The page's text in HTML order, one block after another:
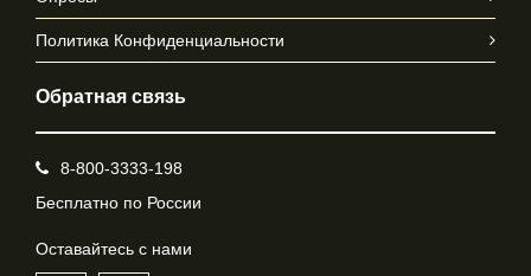
Политика Конфиденциальности
Обратная связь
8-800-3333-198
Бесплатно по России
Оставайтесь с нами